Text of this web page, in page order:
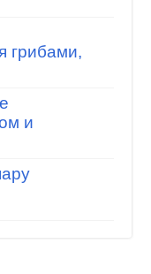
грибами,
и